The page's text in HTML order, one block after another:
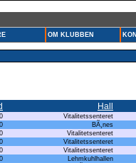
OM KLUBBEN
Hall
Vitalitetssenteret
BÃ¸nes
Vitalitetsenteret
Vitalitetssenteret
Vitalitetssenteret
Lehmkuhlhallen